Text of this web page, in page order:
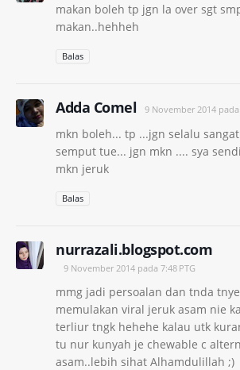
makan boleh tp jgn la over sgt
makan..hehheh
Balas
Adda Comel 9 November 2014 pada
mkn boleh... tp ...jgn selalu
semput tue... jgn mkn .... sya
mkn jeruk
Balas
nurrazali.blogspot.com
9 November 2014 pada 7:48 PTG
mmg jadi persoalan dan tnda
memulakan viral jeruk asam nie
terliur tngk hehehe kalau utk
tu nur kunyah je chewable c
asam..lebih sihat Alhamdulillah ;)